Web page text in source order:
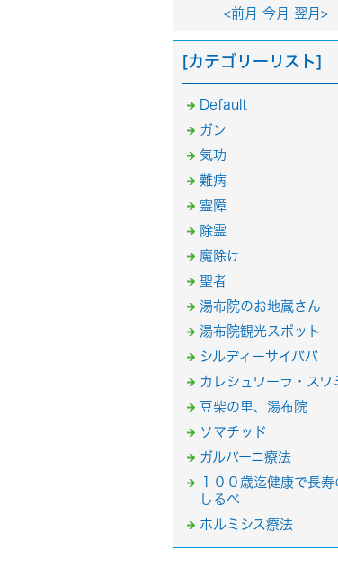
<前月 今月 翌月>
[カテゴリーリスト]
Default
ガン
気功
難病
霊障
除霊
魔除け
聖者
湯布院のお地蔵さん
湯布院観光スポット
シルディーサイババ
カレシュワーラ・スワ
豆柴の里、湯布院
ソマチッド
ガルバーニ療法
１００歳迄健康で長寿
しるべ
ホルミシス療法